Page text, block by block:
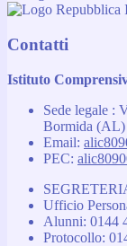
Contatti
Istituto
Sede legale :
Bormida (AL)
Email:
PEC:
Ufficio
Alunni: 0144
Protocollo: